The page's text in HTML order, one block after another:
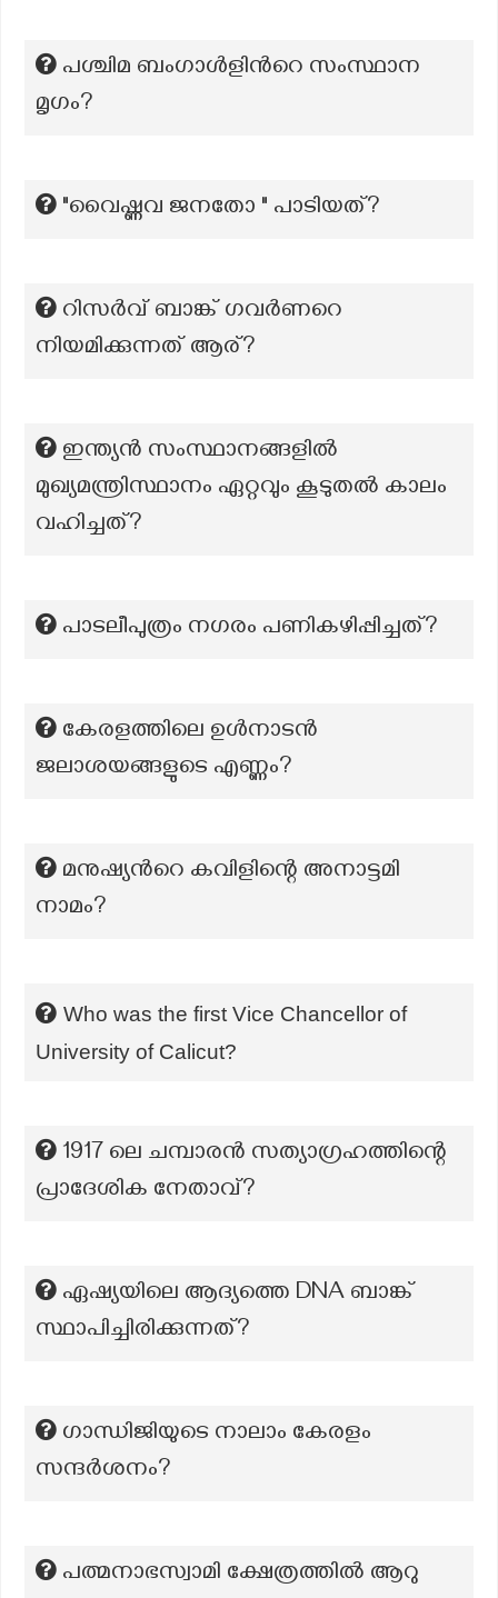
പശ്ചിമ ബംഗാൾളിന്‍റെ സംസ്ഥാന
മൃഗം?
"വൈഷ്ണവ ജനതോ " പാടിയത്?
റിസർവ് ബാങ്ക് ഗവർണറെ
നിയമിക്കുന്നത് ആര്?
ഇന്ത്യൻ സംസ്ഥാനങ്ങളിൽ
മുഖ്യമന്ത്രിസ്ഥാനം ഏറ്റവും കൂടുതൽ കാലം
വഹിച്ചത്?
പാടലീപുത്രം നഗരം പണികഴിപ്പിച്ചത്?
കേരളത്തിലെ ഉള്‍നാടന്‍
ജലാശയങ്ങളുടെ എണ്ണം?
മനുഷ്യൻറെ കവിളിന്റെ അനാട്ടമി
നാമം?
Who was the first Vice Chancellor of
University of Calicut?
1917 ലെ ചമ്പാരൻ സത്യാഗ്രഹത്തിന്റെ
പ്രാദേശിക നേതാവ്?
ഏഷ്യയിലെ ആദ്യത്തെ DNA ബാങ്ക്
സ്ഥാപിച്ചിരിക്കുന്നത്?
ഗാന്ധിജിയുടെ നാലാം കേരളം
സന്ദർശനം?
പത്മനാഭസ്വാമി ക്ഷേത്രത്തിൽ ആറു